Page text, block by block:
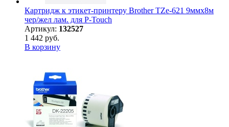
Картридж к этикет-принтеру Brother TZe-621 9ммх8м
чер/жел лам. для P-Touch
Артикул: 132527
1 442 руб.
В корзину